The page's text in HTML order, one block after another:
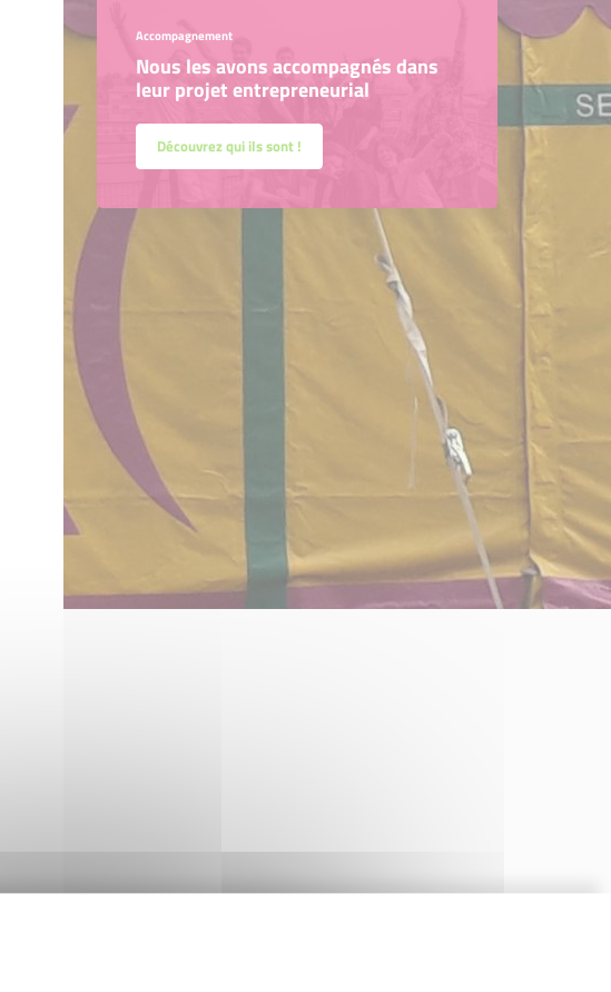
Accompagnement
Nous les avons accompagnés dans
leur projet entrepreneurial
Découvrez qui ils sont !